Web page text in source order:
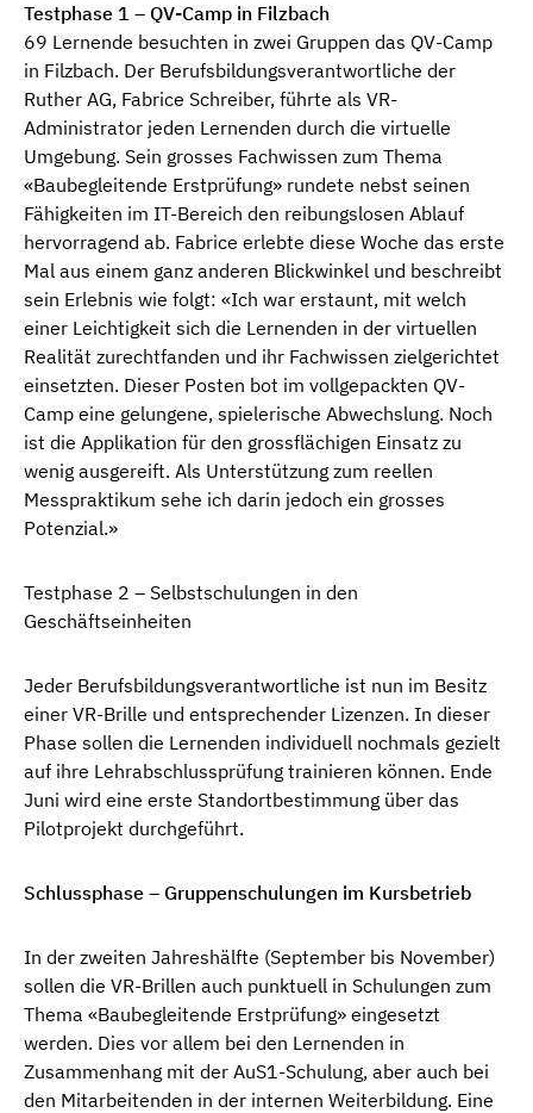
Testphase 1 – QV-Camp in Filzbach
69 Lernende besuchten in zwei Gruppen das QV-Camp
in Filzbach. Der Berufsbildungsverantwortliche der
Ruther AG, Fabrice Schreiber, führte als VR-
Administrator jeden Lernenden durch die virtuelle
Umgebung. Sein grosses Fachwissen zum Thema
«Baubegleitende Erstprüfung» rundete nebst seinen
Fähigkeiten im IT-Bereich den reibungslosen Ablauf
hervorragend ab. Fabrice erlebte diese Woche das erste
Mal aus einem ganz anderen Blickwinkel und beschreibt
sein Erlebnis wie folgt: «Ich war erstaunt, mit welch
einer Leichtigkeit sich die Lernenden in der virtuellen
Realität zurechtfanden und ihr Fachwissen zielgerichtet
einsetzten. Dieser Posten bot im vollgepackten QV-
Camp eine gelungene, spielerische Abwechslung. Noch
ist die Applikation für den grossflächigen Einsatz zu
wenig ausgereift. Als Unterstützung zum reellen
Messpraktikum sehe ich darin jedoch ein grosses
Potenzial.»
Testphase 2 – Selbstschulungen in den
Geschäftseinheiten
Jeder Berufsbildungsverantwortliche ist nun im Besitz
einer VR-Brille und entsprechender Lizenzen. In dieser
Phase sollen die Lernenden individuell nochmals gezielt
auf ihre Lehrabschlussprüfung trainieren können. Ende
Juni wird eine erste Standortbestimmung über das
Pilotprojekt durchgeführt.
Schlussphase – Gruppenschulungen im Kursbetrieb
In der zweiten Jahreshälfte (September bis November)
sollen die VR-Brillen auch punktuell in Schulungen zum
Thema «Baubegleitende Erstprüfung» eingesetzt
werden. Dies vor allem bei den Lernenden in
Zusammenhang mit der AuS1-Schulung, aber auch bei
den Mitarbeitenden in der internen Weiterbildung. Eine